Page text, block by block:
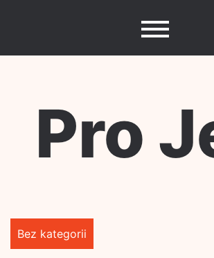
Pro
Bez kategorii